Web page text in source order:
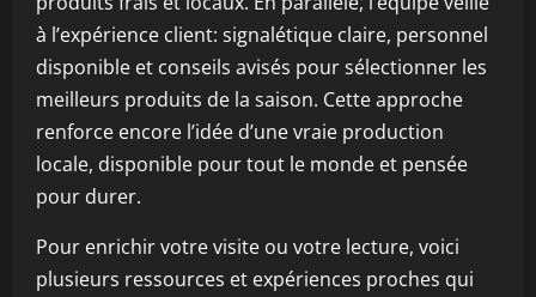
à l’expérience client: signalétique claire, personnel
disponible et conseils avisés pour sélectionner les
meilleurs produits de la saison. Cette approche
renforce encore l’idée d’une vraie production
locale, disponible pour tout le monde et pensée
pour durer.
Pour enrichir votre visite ou votre lecture, voici
plusieurs ressources et expériences proches qui